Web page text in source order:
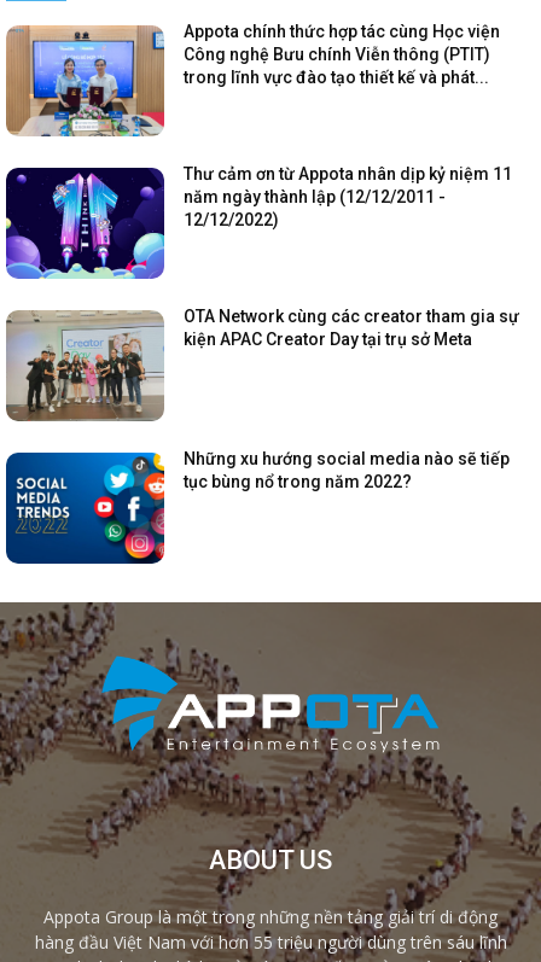
Appota chính thức hợp tác cùng Học viện
Công nghệ Bưu chính Viễn thông (PTIT)
trong lĩnh vực đào tạo thiết kế và phát...
Thư cảm ơn từ Appota nhân dịp kỷ niệm 11
năm ngày thành lập (12/12/2011 -
12/12/2022)
OTA Network cùng các creator tham gia sự
kiện APAC Creator Day tại trụ sở Meta
Những xu hướng social media nào sẽ tiếp
tục bùng nổ trong năm 2022?
ABOUT US
Appota Group là một trong những nền tảng giải trí di động
hàng đầu Việt Nam với hơn 55 triệu người dùng trên sáu lĩnh